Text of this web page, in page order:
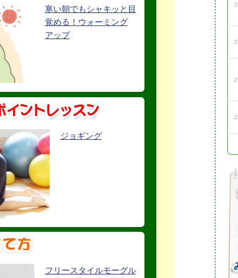
寒い朝でもシャキッと目
覚める！ウォーミング
アップ
ジョギング
フリースタイルモーグル